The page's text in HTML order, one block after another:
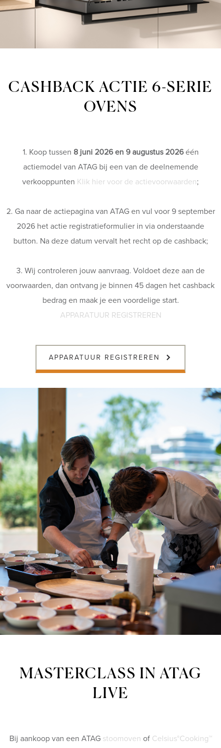
CASHBACK ACTIE 6-SERIE
OVENS
1. Koop tussen 8 juni 2026 en 9 augustus 2026één
actiemodel van ATAG bij een van de deelnemende
verkooppunten Klik hier voor de actievoorwaarden;
2. Ga naar de actiepagina van ATAG en vul voor 9 september
2026 het actie registratieformulier in via onderstaande
button. Na deze datum vervalt het recht op de cashback;
3. Wij controleren jouw aanvraag. Voldoet deze aan de
voorwaarden, dan ontvang je binnen 45 dagen het cashback
bedrag en maak je een voordelige start.
APPARATUUR REGISTREREN
APPARATUUR REGISTREREN
MASTERCLASS IN ATAG
LIVE
Bij aankoop van een ATAG stoomoven of Celsius°Cooking™